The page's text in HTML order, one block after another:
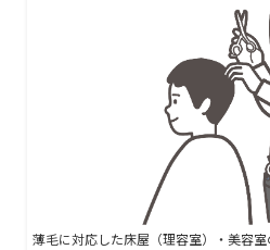
薄毛に対応した床屋（理容室）・美容